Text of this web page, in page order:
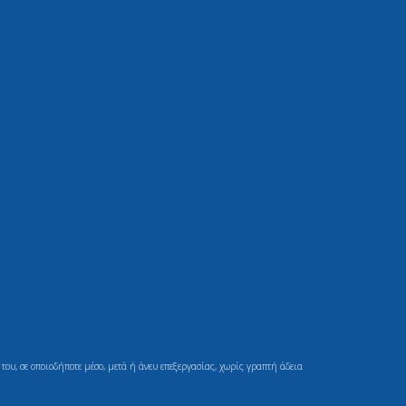
σε οποιοδήποτε μέσο, μετά ή άνευ επεξεργασίας, χωρίς γραπτή άδεια